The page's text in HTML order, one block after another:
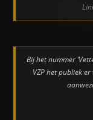
Bij het nummer
VZP het publiek